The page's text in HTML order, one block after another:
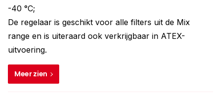
-40 °C;
De regelaar is geschikt voor alle filters uit de Mix
range en is uiteraard ook verkrijgbaar in ATEX-
uitvoering.
Meer zien